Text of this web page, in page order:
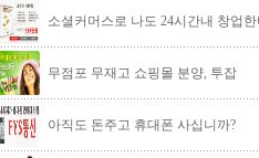
소셜커머스로 나도 24시간내 창업
무점포 무재고 쇼핑몰 분양, 투잡
아직도 돈주고 휴대폰 사십니까?